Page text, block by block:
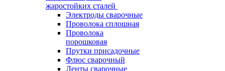
жаростойких сталей
Электроды сварочные
Проволока сплошная
Проволока
порошковая
Прутки присадочные
Флюс сварочный
Ленты сварочные